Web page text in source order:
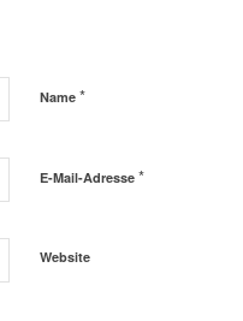
Name *
E-Mail-Adresse *
Website